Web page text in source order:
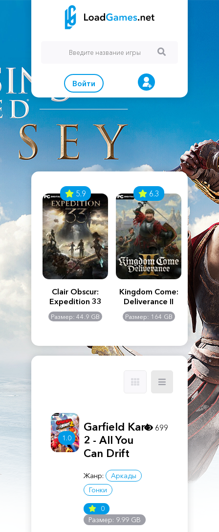
Войти
Creed
5.9
Clair Obscur:
Expedition 33
Размер: 44.9 GB
6.3
Kingdom Come:
Deliverance II
Размер: 164 GB
The
1.0
Garfield Kart
2 - All You
Can Drift
Жанр:
Аркады
Гонки
0
Размер: 9.99 GB
699